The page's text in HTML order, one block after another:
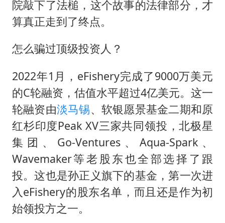
院敲下了法槌，这个故事的法律部分，才
算真正走到了终点。
怎么骗过顶级投资人？
2022年1月，eFishery完成了9000万美元
的C轮融资，估值水平超过4亿美元。这一
轮融资由淡马锡、软银愿景基金二期和原
红杉印度Peak XV三家共同领投，北极星
集团、Go-Ventures、Aqua-Spark、
Wavemaker等老股东也全部选择了跟
投。这也是孙正义旗下的基金，第一次进
入eFishery的股东名单，而且还是作为初
始领投方之一。